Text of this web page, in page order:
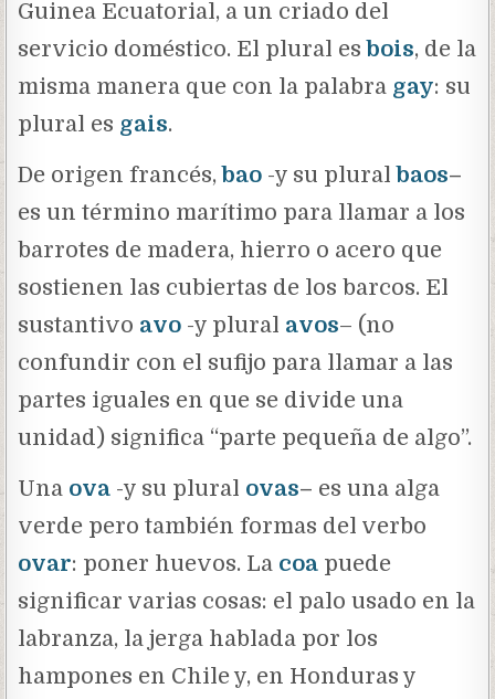
Guinea Ecuatorial, a un criado del
servicio doméstico. El plural esbois, de la
misma manera que con la palabra gay: su
plural es gais.
De origen francés,bao -y su pluralbaos–
es un término marítimo para llamar a los
barrotes de madera, hierro o acero que
sostienen las cubiertas de los barcos. El
sustantivo avo -y plural avos– (no
confundir con el sufijo para llamar a las
partes iguales en que se divide una
unidad) significa “parte pequeña de algo”.
Una ova -y su plural ovas– es una alga
verde pero también formas del verbo
ovar: poner huevos. La coa puede
significar varias cosas: el palo usado en la
labranza, la jerga hablada por los
hampones en Chile y, en Honduras y